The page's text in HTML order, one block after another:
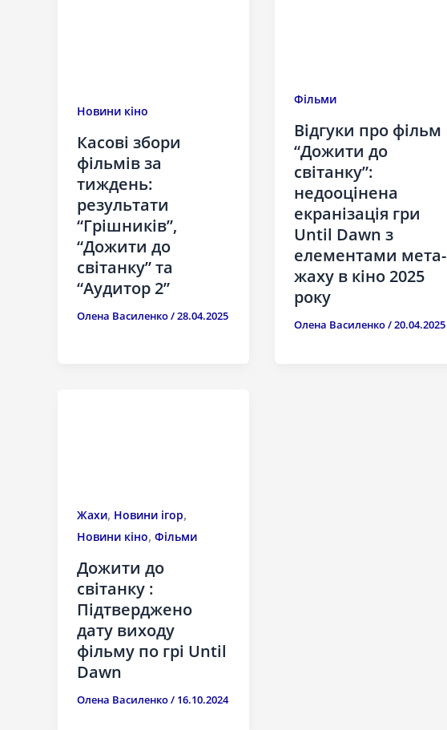
Новини кіно
Касові збори
фільмів за
тиждень:
результати
“Грішників”,
“Дожити до
світанку” та
“Аудитор 2”
Олена Василенко/28.04.2025
Фільми
Відгуки про фільм
“Дожити до
світанку”:
недооцінена
екранізація гри
Until Dawn з
елементами мета-
жаху в кіно 2025
року
Олена Василенко/20.04.2025
Жахи, Новини ігор,
Новини кіно, Фільми
Дожити до
світанку :
Підтверджено
дату виходу
фільму по грі Until
Dawn
Олена Василенко/ 16.10.2024